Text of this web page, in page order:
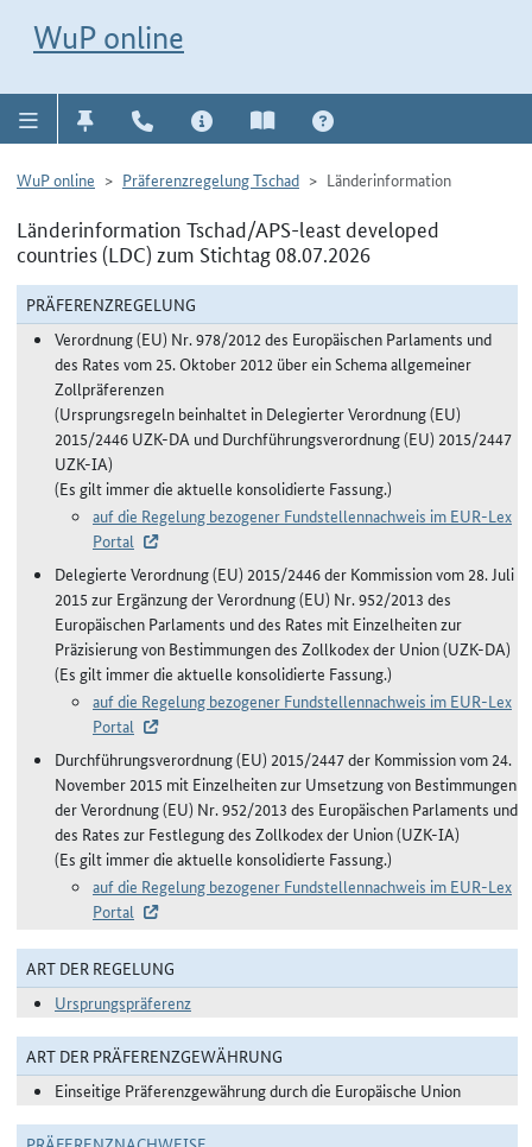
WuP online
WuP online Präferenzregelung Tschad Länderinformation
Länderinformation Tschad/APS-least developed
countries (LDC) zum Stichtag 08.07.2026
PRÄFERENZREGELUNG
Verordnung (EU) Nr. 978/2012 des Europäischen Parlaments und
des Rates vom 25. Oktober 2012 über ein Schema allgemeiner
Zollpräferenzen
(Ursprungsregeln beinhaltet in Delegierter Verordnung (EU)
2015/2446 UZK-DA und Durchführungsverordnung (EU) 2015/2447
UZK-IA)
(Es gilt immer die aktuelle konsolidierte Fassung.)
auf die Regelung bezogener Fundstellennachweis im EUR-Lex
Portal
Delegierte Verordnung (EU) 2015/2446 der Kommission vom 28. Juli
2015 zur Ergänzung der Verordnung (EU) Nr. 952/2013 des
Europäischen Parlaments und des Rates mit Einzelheiten zur
Präzisierung von Bestimmungen des Zollkodex der Union (UZK-DA)
(Es gilt immer die aktuelle konsolidierte Fassung.)
auf die Regelung bezogener Fundstellennachweis im EUR-Lex
Portal
Durchführungsverordnung (EU) 2015/2447 der Kommission vom 24.
November 2015 mit Einzelheiten zur Umsetzung von Bestimmungen
der Verordnung (EU) Nr. 952/2013 des Europäischen Parlaments und
des Rates zur Festlegung des Zollkodex der Union (UZK-IA)
(Es gilt immer die aktuelle konsolidierte Fassung.)
auf die Regelung bezogener Fundstellennachweis im EUR-Lex
Portal
ART DER REGELUNG
Ursprungspräferenz
ART DER PRÄFERENZGEWÄHRUNG
Einseitige Präferenzgewährung durch die Europäische Union